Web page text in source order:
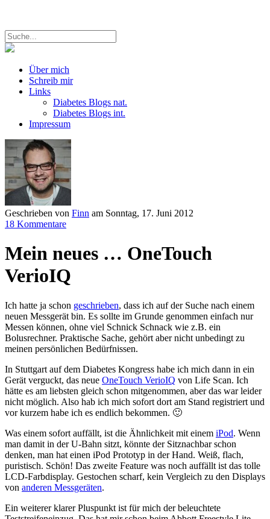
Über mich
Schreib mir
Links
Diabetes Blogs nat.
Diabetes Blogs int.
Impressum
Geschrieben von Finn am Sonntag, 17. Juni 2012
18 Kommentare
Mein neues … OneTouch
VerioIQ
Ich hatte ja schon geschrieben, dass ich auf der Suche nach einem
neuen Messgerät bin. Es sollte im Grunde genommen einfach nur
Messen können, ohne viel Schnick Schnack wie z.B. ein
Bolusrechner. Praktische Sache, gehört aber nicht unbedingt zu
meinen persönlichen Bedürfnissen.
In Stuttgart auf dem Diabetes Kongress habe ich mich dann in ein
Gerät verguckt, das neue OneTouch VerioIQ von Life Scan. Ich
hätte es am liebsten gleich schon mitgenommen, aber das war leider
nicht möglich. Also hab ich mich sofort dort am Stand registriert und
vor kurzem habe ich es endlich bekommen. 🙂
Was einem sofort auffällt, ist die Ähnlichkeit mit einem iPod. Wenn
man damit in der U-Bahn sitzt, könnte der Sitznachbar schon
denken, man hat einen iPod Prototyp in der Hand. Weiß, flach,
puristisch. Schön! Das zweite Feature was noch auffällt ist das tolle
LCD-Farbdisplay. Gestochen scharf, kein Vergleich zu den Displays
von anderen Messgeräten.
Ein weiterer klarer Pluspunkt ist für mich der beleuchtete